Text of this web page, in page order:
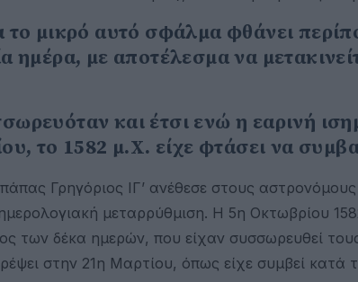
το μικρό αυτό σφάλμα φθάνει
ημέρα, με αποτέλεσμα να
και έτσι ενώ η εαρινή
το 1582 μ.Χ. είχε φτάσει να
Γρηγόριος ΙΓ’ ανέθεσε στους
μεταρρύθμιση. Η 5η Οκτωβρίου
των δέκα ημερών, που είχαν συσσωρευθεί
στην 21η Μαρτίου, όπως είχε συμβεί κατά